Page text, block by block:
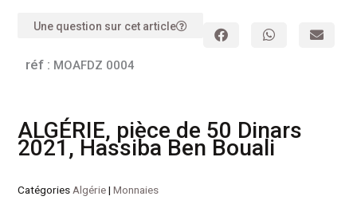
Une question sur cet article
réf : MOAFDZ 0004
ALGÉRIE, pièce de 50 Dinars
2021, Hassiba Ben Bouali
Catégories Algérie|Monnaies